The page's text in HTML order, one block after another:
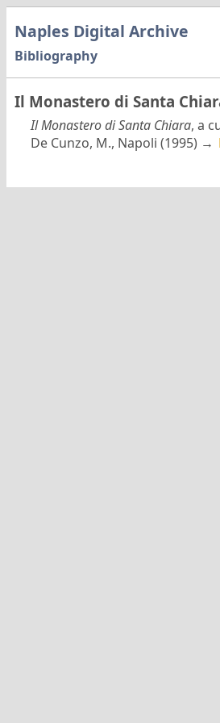
Naples Digital Archive
Bibliography
Il Monastero di Santa
Il Monastero di Santa Chiara, a
De Cunzo, M., Napoli (1995) →